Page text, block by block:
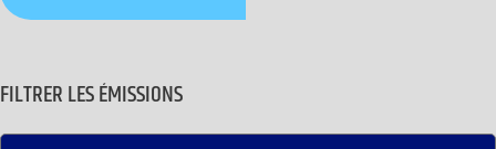
FILTRER LES ÉMISSIONS